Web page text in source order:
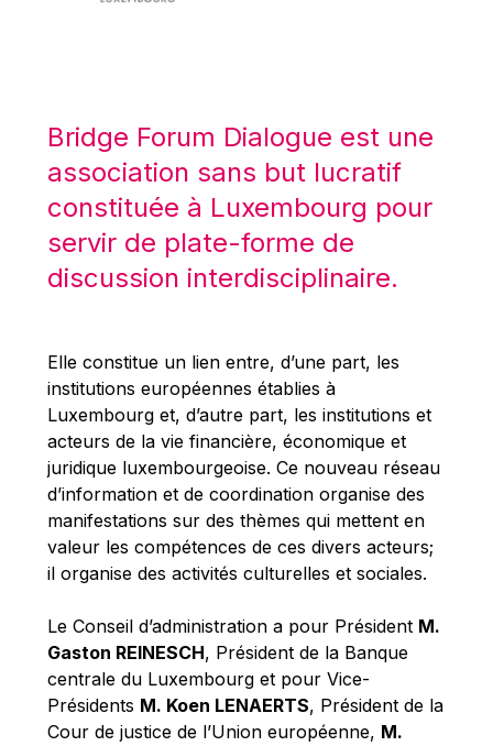
Mario Centeno
Mario Monti
Maroš ŠEFČOVIČ
Martin Bailey
Martine Reicherts
Michael Sohlman
Michel Goedert
Mireille Delmas-Marty
Nobuo Tanaka
Otmar Issing
Paolo Mengozzi
Paschal Donohoe
Pat Cox
Patrizia Nanz
Philippe Maystadt
Pierre Gramegna
Bridge Forum Dialogue est une
association sans but lucratif
constituée à Luxembourg pour
servir de plate-forme de
discussion interdisciplinaire.
Elle constitue un lien entre, d’une part, les
institutions européennes établies à
Luxembourg et, d’autre part, les institutions et
acteurs de la vie financière, économique et
juridique luxembourgeoise. Ce nouveau réseau
d’information et de coordination organise des
manifestations sur des thèmes qui mettent en
valeur les compétences de ces divers acteurs;
il organise des activités culturelles et sociales.
Le Conseil d’administration a pour Président M.
Gaston REINESCH, Président de la Banque
centrale du Luxembourg et pour Vice-
Présidents M. Koen LENAERTS, Président de la
Cour de justice de l’Union européenne, M.